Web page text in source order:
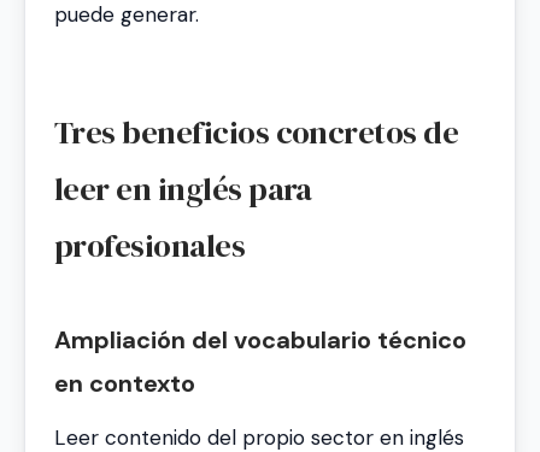
puede generar.
Tres beneficios concretos de
leer en inglés para
profesionales
Ampliación del vocabulario técnico
en contexto
Leer contenido del propio sector en inglés